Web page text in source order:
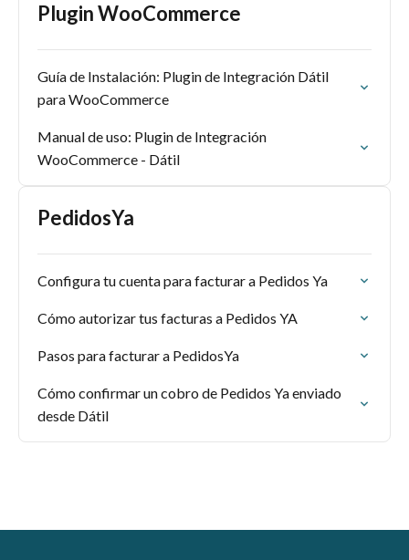
Plugin WooCommerce
Guía de Instalación: Plugin de Integración Dátil
para WooCommerce
Manual de uso: Plugin de Integración
WooCommerce - Dátil
PedidosYa
Configura tu cuenta para facturar a Pedidos Ya
Cómo autorizar tus facturas a Pedidos YA
Pasos para facturar a PedidosYa
Cómo confirmar un cobro de Pedidos Ya enviado
desde Dátil